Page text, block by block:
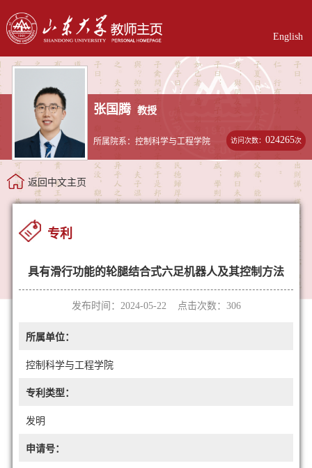
English
张国腾 教授
所属院系：控制科学与工程学院 访问次数：024265次
返回中文主页
专利
具有滑行功能的轮腿结合式六足机器人及其控制方法
发布时间：2024-05-22 点击次数： 306
所属单位：
控制科学与工程学院
专利类型：
发明
申请号：